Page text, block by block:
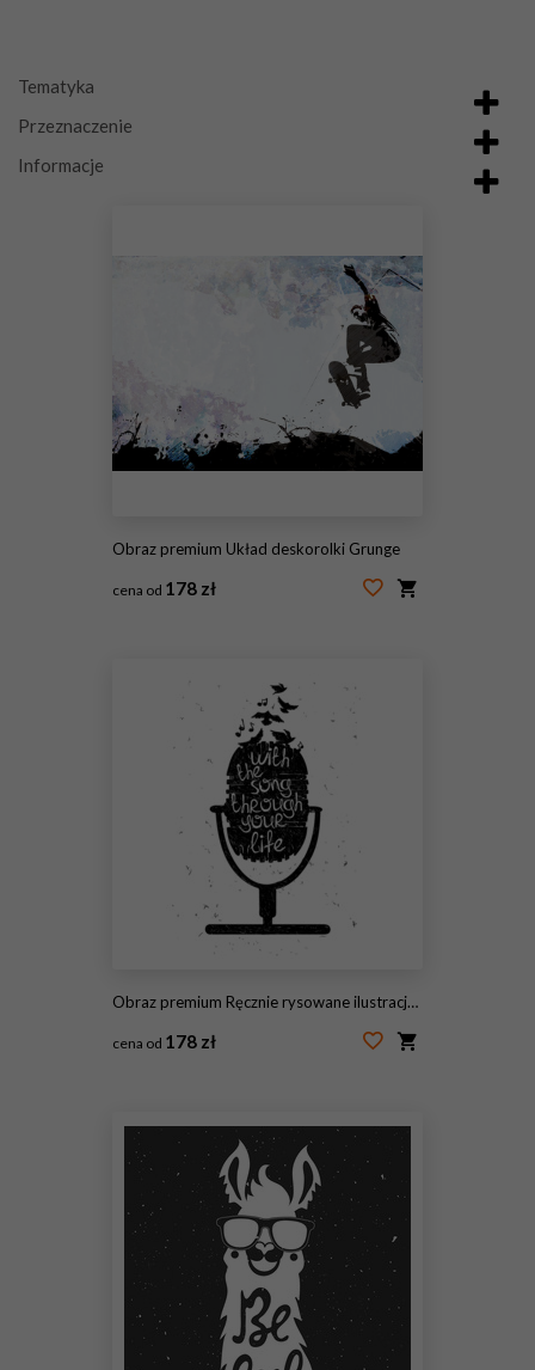
Tematyka
Przeznaczenie
Informacje
Obraz premium Układ deskorolki Grunge
cena od 178 zł
Obraz premium Ręcznie rysowane ilustracja muzyczna z sylwetka mikrofonu.
cena od 178 zł